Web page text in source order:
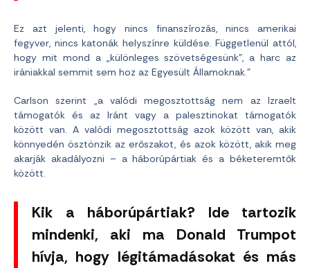
Ez azt jelenti, hogy nincs finanszírozás, nincs amerikai
fegyver, nincs katonák helyszínre küldése. Függetlenül attól,
hogy mit mond a „különleges szövetségesünk”, a harc az
irániakkal semmit sem hoz az Egyesült Államoknak.”
Carlson szerint „a valódi megosztottság nem az Izraelt
támogatók és az Iránt vagy a palesztinokat támogatók
között van. A valódi megosztottság azok között van, akik
könnyedén ösztönzik az erőszakot, és azok között, akik meg
akarják akadályozni – a háborúpártiak és a béketeremtők
között.
Kik a háborúpártiak? Ide tartozik
mindenki, aki ma Donald Trumpot
hívja, hogy légitámadásokat és más